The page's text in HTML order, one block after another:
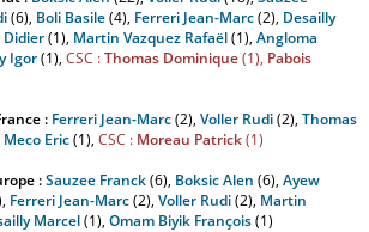
(6), Boli Basile(4), Ferreri Jean-Marc(2), Desailly
Didier(1), Martin Vazquez Rafaël(1), Angloma
Igor(1), CSC :Thomas Dominique(1), Pabois
: Ferreri Jean-Marc(2), Voller Rudi(2), Thomas
Meco Eric(1), CSC : Moreau Patrick(1)
:Sauzee Franck(6), Boksic Alen (6), Ayew
Ferreri Jean-Marc(2), Voller Rudi(2), Martin
Marcel(1), Omam Biyik François(1)